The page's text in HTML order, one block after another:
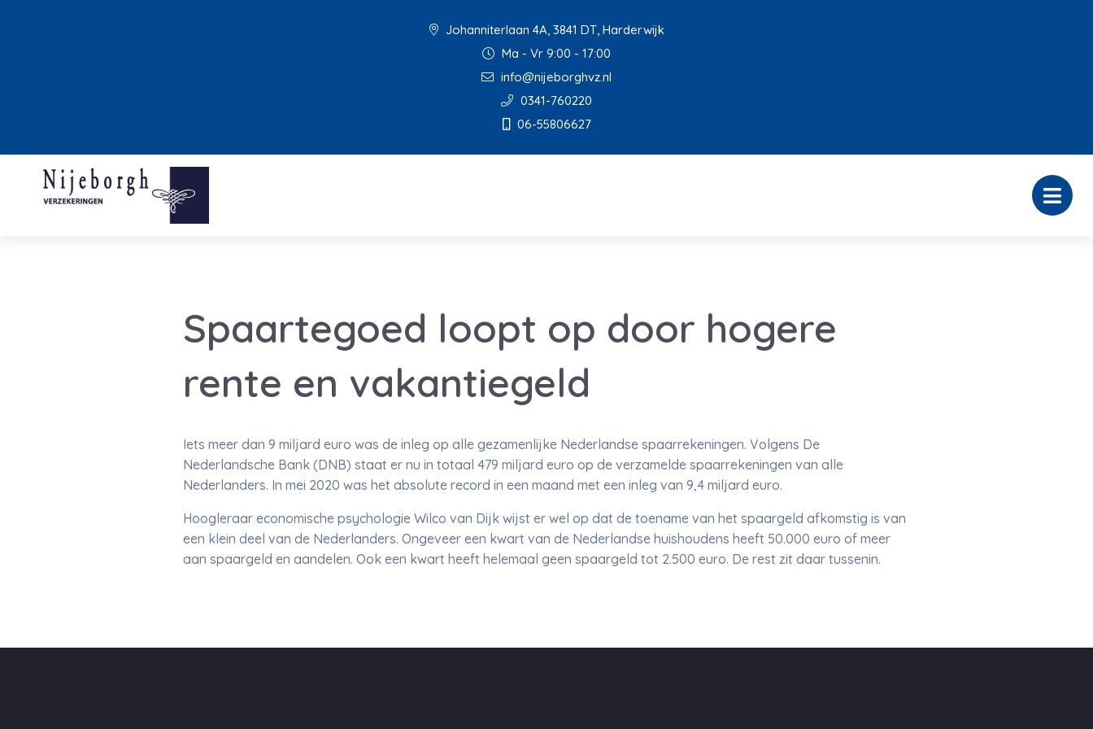
Johanniterlaan 4A, 3841 DT, Harderwijk
Ma - Vr 9:00 - 17:00
info@nijeborghvz.nl
0341-760220
06-55806627
Spaartegoed loopt op door hogere
rente en vakantiegeld
Iets meer dan 9 miljard euro was de inleg op alle gezamenlijke Nederlandse spaarrekeningen. Volgens De
Nederlandsche Bank (DNB) staat er nu in totaal 479 miljard euro op de verzamelde spaarrekeningen van alle
Nederlanders. In mei 2020 was het absolute record in een maand met een inleg van 9,4 miljard euro.
Hoogleraar economische psychologie Wilco van Dijk wijst er wel op dat de toename van het spaargeld afkomstig is van
een klein deel van de Nederlanders. Ongeveer een kwart van de Nederlandse huishoudens heeft 50.000 euro of meer
aan spaargeld en aandelen. Ook een kwart heeft helemaal geen spaargeld tot 2.500 euro. De rest zit daar tussenin.